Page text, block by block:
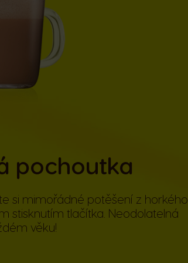
pochoutka
si mimořádné potěšení z horkého
stisknutím tlačítka. Neodolatelná
věku!